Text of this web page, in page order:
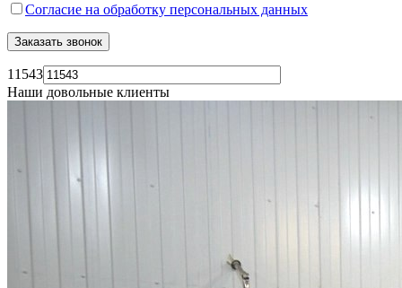
Согласие на обработку персональных данных
11543
Наши довольные клиенты